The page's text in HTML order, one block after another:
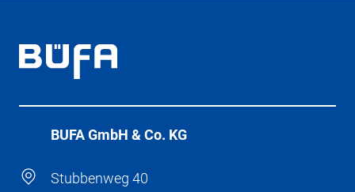
BÜFA GmbH & Co. KG
Stubbenweg 40